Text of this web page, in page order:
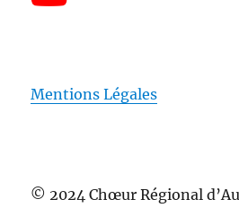
Mentions Légales
© 2024 Chœur Régional